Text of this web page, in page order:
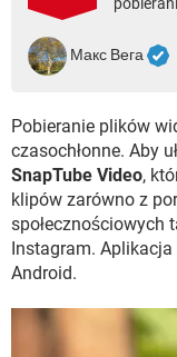
WINDOWS 10
Макс Вега
Pobieranie plików
czasochłonne. Aby
SnapTube Video,
klipów zarówno z
społecznościowych
Instagram. Aplikacja
Android.